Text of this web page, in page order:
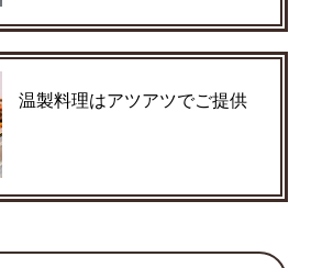
温製料理はアツアツでご提供